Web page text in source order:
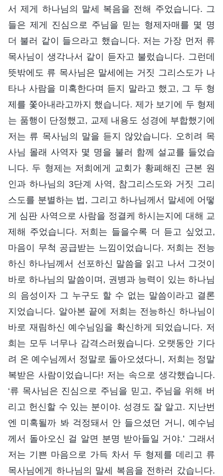
서 제게 하나님의 말세 복음을 전해 주었습니다. 그
들은 제게 진심으로 주님을 믿는 형제자매를 몇 명
더 불러 같이 들으라고 했습니다. 저는 가장 먼저 류
목사님이 생각나서 같이 듣자고 불렀습니다. 그런데
뜻밖에도 류 목사님은 말세에는 거짓 그리스도가 나
타나 사람을 미혹한다며 듣지 말라고 했고, 그 두 형
제를 쫓아내라고까지 했습니다. 제가 보기에 두 형제
는 품행이 단정했고, 교제 내용도 성경에 부합했기에
저는 류 목사님의 말을 듣지 않았습니다. 오히려 목
사님 몰래 사역자 몇 명을 불러 함께 설교를 들었습
니다. 두 형제는 저희에게 교회가 황폐해진 근본 원
인과 하나님의 3단계 사역, 참그리스도와 거짓 그리
스도를 분별하는 법, 그리고 하나님께서 말세에 어떻
게 심판 사역으로 사람을 정결케 하시는지에 대해 교
제해 주었습니다. 저희는 들을수록 더 듣고 싶었고,
마음이 무척 공급받는 느낌이었습니다. 저희는 전능
하신 하나님께서 선포하신 말씀을 읽고 나서 그것이
바로 하나님의 말씀이며, 권병과 능력이 있는 하나님
의 음성이자 그 누구도 할 수 없는 말씀이라고 결론
지었습니다. 알아본 끝에 저희는 전능하신 하나님이
바로 재림하신 예수님임을 확신하게 되었습니다. 저
희는 모두 너무나 감격스러웠습니다. 오랫동안 기다
려 온 예수님께서 정말로 돌아오셨다니, 저희는 정말
복받은 사람이었습니다! 저는 속으로 생각했습니다.
‘류 목사님은 진심으로 주님을 믿고, 주님을 위해 버
리고 헌신할 수 있는 분이야. 성경도 잘 알고. 지난번
엔 미혹될까 봐 걱정돼서 안 들으셨던 거니, 예수님
께서 돌아오신 걸 알면 분명 받아들일 거야.’ 그래서
저는 기쁜 마음으로 가득 차서 두 형제를 데리고 류
목사님에게 하나님의 말세 복음을 전하러 갔습니다.